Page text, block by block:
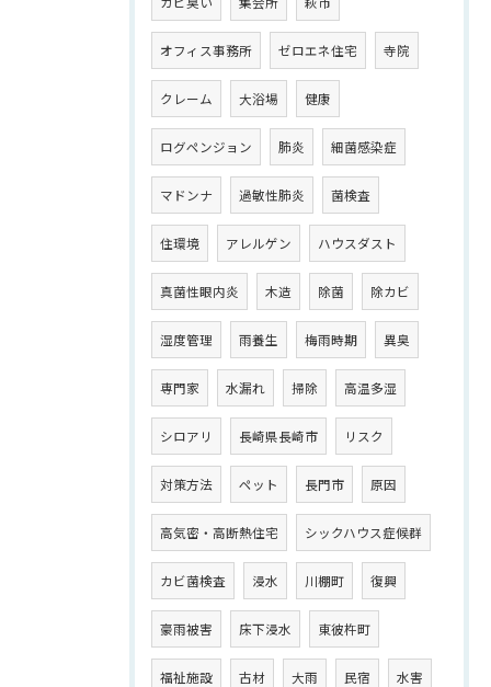
オフィス事務所 ゼロエネ住宅 寺院
クレーム 大浴場 健康
ログペンジョン 肺炎 細菌感染症
マドンナ 過敏性肺炎 菌検査
住環境 アレルゲン ハウスダスト
真菌性眼内炎 木造 除菌 除カビ
湿度管理 雨養生 梅雨時期 異臭
専門家 水漏れ 掃除 高温多湿
シロアリ 長崎県長崎市 リスク
対策方法 ペット 長門市 原因
高気密・高断熱住宅 シックハウス症候群
カビ菌検査 浸水 川棚町 復興
豪雨被害 床下浸水 東彼杵町
福祉施設 古材 大雨 民宿 水害